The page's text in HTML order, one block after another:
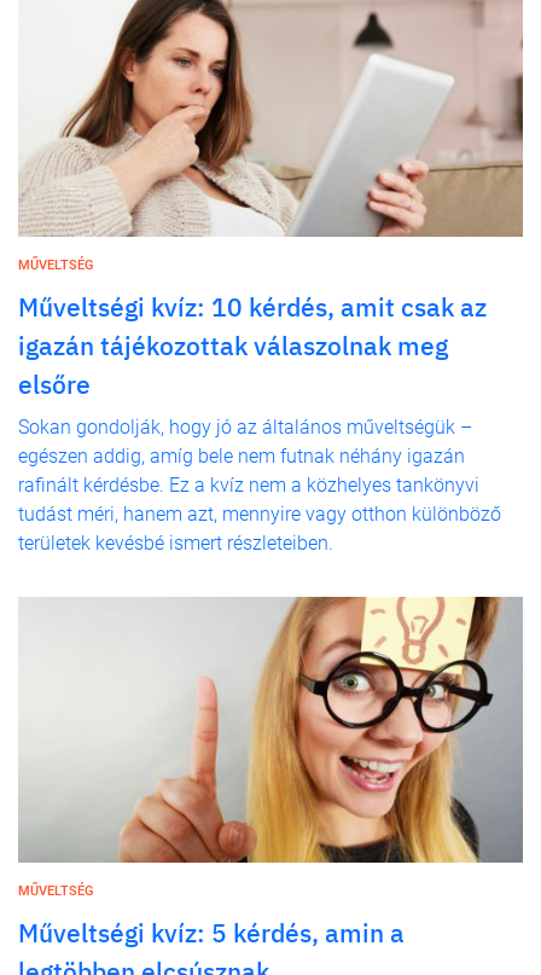
MŰVELTSÉG
Műveltségi kvíz: 10 kérdés, amit csak az
igazán tájékozottak válaszolnak meg
elsőre
Sokan gondolják, hogy jó az általános műveltségük –
egészen addig, amíg bele nem futnak néhány igazán
rafinált kérdésbe. Ez a kvíz nem a közhelyes tankönyvi
tudást méri, hanem azt, mennyire vagy otthon különböző
területek kevésbé ismert részleteiben.
MŰVELTSÉG
Műveltségi kvíz: 5 kérdés, amin a